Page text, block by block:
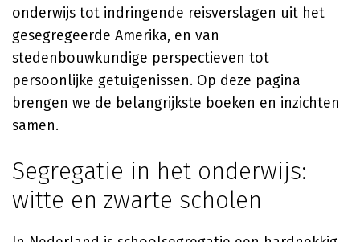
onderwijs tot indringende reisverslagen uit het
gesegregeerde Amerika, en van
stedenbouwkundige perspectieven tot
persoonlijke getuigenissen. Op deze pagina
brengen we de belangrijkste boeken en inzichten
samen.
Segregatie in het onderwijs:
witte en zwarte scholen